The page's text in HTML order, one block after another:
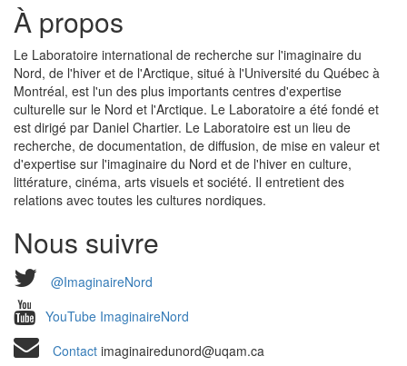
À propos
Le Laboratoire international de recherche sur l'imaginaire du
Nord, de l'hiver et de l'Arctique, situé à l'Université du Québec à
Montréal, est l'un des plus importants centres d'expertise
culturelle sur le Nord et l'Arctique. Le Laboratoire a été fondé et
est dirigé par Daniel Chartier. Le Laboratoire est un lieu de
recherche, de documentation, de diffusion, de mise en valeur et
d'expertise sur l'imaginaire du Nord et de l'hiver en culture,
littérature, cinéma, arts visuels et société. Il entretient des
relations avec toutes les cultures nordiques.
Nous suivre
@ImaginaireNord
YouTube ImaginaireNord
Contact imaginairedunord@uqam.ca